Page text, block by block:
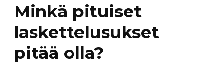
Minkä pituiset
laskettelusukset
pitää olla?